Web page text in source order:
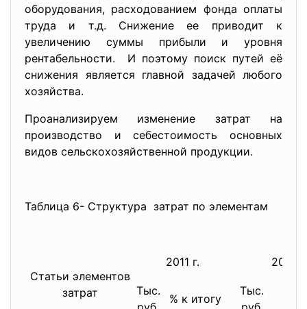
оборудования, расходованием фонда оплаты
труда и т.д. Снижение ее приводит к
увеличению суммы прибыли и уровня
рентабельности. И поэтому поиск путей её
снижения является главной задачей любого
хозяйства.
Проанализируем изменение затрат на
производство и себестоимость основных
видов сельскохозяйственной продукции.
Таблица 6- Структура затрат по элементам
Статьи элементов
затрат
2011 г. 2012 г.
Тыс.
% к итогу
Тыс.